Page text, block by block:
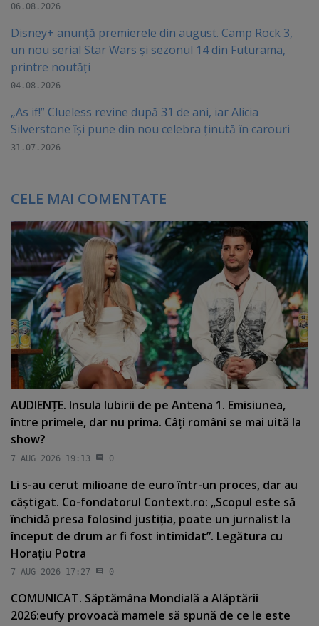
06.08.2026
Disney+ anunță premierele din august. Camp Rock 3,
un nou serial Star Wars și sezonul 14 din Futurama,
printre noutăți
04.08.2026
„As if!” Clueless revine după 31 de ani, iar Alicia
Silverstone își pune din nou celebra ținută în carouri
31.07.2026
CELE MAI COMENTATE
AUDIENŢE. Insula Iubirii de pe Antena 1. Emisiunea,
între primele, dar nu prima. Câţi români se mai uită la
show?
7 AUG 2026 19:13 0
Li s-au cerut milioane de euro într-un proces, dar au
câştigat. Co-fondatorul Context.ro: „Scopul este să
închidă presa folosind justiţia, poate un jurnalist la
început de drum ar fi fost intimidat”. Legătura cu
Horaţiu Potra
7 AUG 2026 17:27 0
COMUNICAT. Săptămâna Mondială a Alăptării
2026:eufy provoacă mamele să spună de ce le este